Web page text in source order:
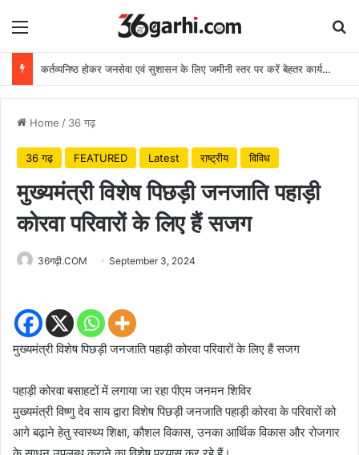
Menu
कर्तव्यनिष्ठ होकर जनसेवा एवं सुशासन के लिए जमीनी स्तर पर करें बेहतर कार्य: मुख्यमंत्री
Home / 36 गढ़
36 गढ़ FEATURED Latest राष्ट्रीय विविध
मुख्यमंत्री विशेष पिछड़ी जनजाति पहाड़ी
कोरवा परिवारों के लिए हैं सजग
36गढ़ी.COM September 3, 2024
मुख्यमंत्री विशेष पिछड़ी जनजाति पहाड़ी कोरवा परिवारों के लिए हैं सजग
पहाड़ी कोरवा बसाहटों में लगाया जा रहा पीएम जनमन शिविर
मुख्यमंत्री विष्णु देव साय द्वारा विशेष पिछड़ी जनजाति पहाड़ी कोरवा के परिवारों को
आगे बढ़ाने हेतु स्वास्थ्य शिक्षा, कौशल विकास, उनका आर्थिक विकास और रोजगार